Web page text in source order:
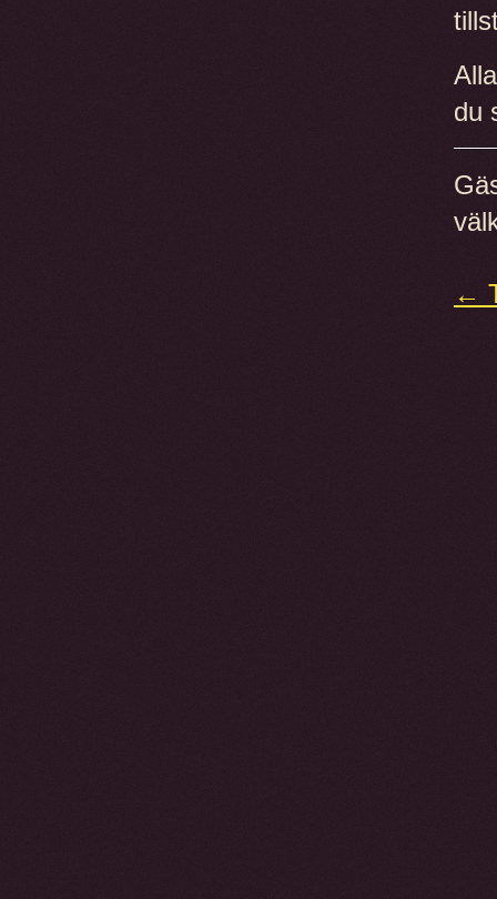
du
←